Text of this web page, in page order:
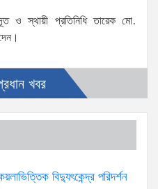
ও স্থায়ী প্রতিনিধি তারেক মো.
খবর
বিদ্যুৎকেন্দ্র পরিদর্শন